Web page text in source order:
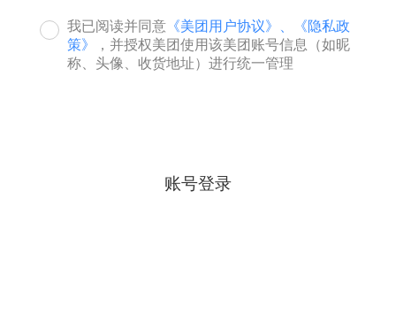
我已阅读并同意《美团用户协议》、
《隐私政
策》
，并授权美团使用该美团账号信息（如昵
称、头像、收货地址）进行统一管理
账号登录